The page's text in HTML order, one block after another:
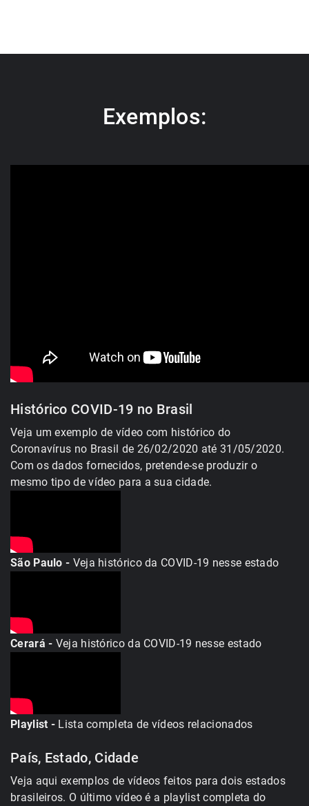
Exemplos:
Histórico COVID-19 no Brasil
Veja um exemplo de vídeo com histórico do
Coronavírus no Brasil de 26/02/2020 até 31/05/2020.
Com os dados fornecidos, pretende-se produzir o
mesmo tipo de vídeo para a sua cidade.
São Paulo - Veja histórico da COVID-19 nesse estado
Cerará - Veja histórico da COVID-19 nesse estado
Playlist - Lista completa de vídeos relacionados
País, Estado, Cidade
Veja aqui exemplos de vídeos feitos para dois estados
brasileiros. O último vídeo é a playlist completa do